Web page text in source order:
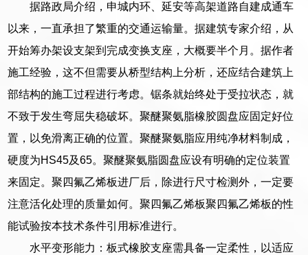
据路政局介绍，申城内环、延安等高架道路自建成通车
以来，一直承担了繁重的交通运输量。据建筑专家介绍，从
开始筹办架设支架到完成变换支座，大概要半个月。据作者
施工经验，这不但需要从桥型结构上分析，还应结合建筑上
部结构的施工过程进行考虑。锯条就始终处于受拉状态，就
不致于发生弯屈失稳破坏。聚醚聚氨脂橡胶圆盘应固定好位
置，以免滑离正确的位置。聚醚聚氨脂应用纯净材料制成，
硬度为HS45及65。聚醚聚氨脂圆盘应设有明确的定位装置
来固定。聚四氟乙烯板进厂后，除进行尺寸检测外，一定要
注意活化处理的质量如何。聚四氟乙烯板聚四氟乙烯板的性
能试验按本技术条件引用标准进行。
水平变形能力：板式橡胶支座需具备一定柔性，以适应